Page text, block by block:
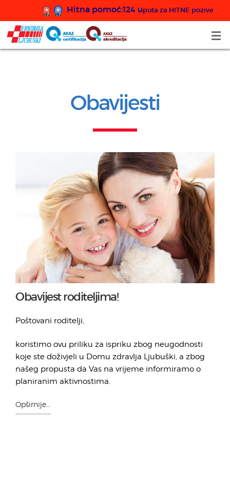
Hitna pomoć:124 uputa za HITNE pozive
Obavijesti
Obavijest roditeljima!
Poštovani roditelji,
koristimo ovu priliku za ispriku zbog neugodnosti
koje ste doživjeli u Domu zdravlja Ljubuški, a zbog
našeg propusta da Vas na vrijeme informiramo o
planiranim aktivnostima.
Opširnije...